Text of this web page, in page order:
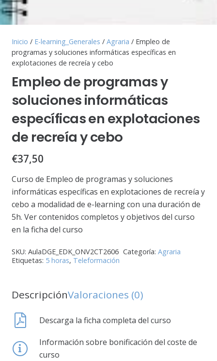
Inicio / E-learning_Generales / Agraria / Empleo de
programas y soluciones informáticas específicas en
explotaciones de recreía y cebo
Empleo de programas y
soluciones informáticas
específicas en explotaciones
de recreía y cebo
€37,50
Curso de Empleo de programas y soluciones
informáticas específicas en explotaciones de recreía y
cebo a modalidad de e-learning con una duración de
5h. Ver contenidos completos y objetivos del curso
en la ficha del curso
SKU: AulaDGE_EDK_ONV2CT2606 Categoría: Agraria
Etiquetas: 5 horas, Teleformación
DescripciónValoraciones (0)
Descarga la ficha completa del curso
Información sobre bonificación del coste de
curso